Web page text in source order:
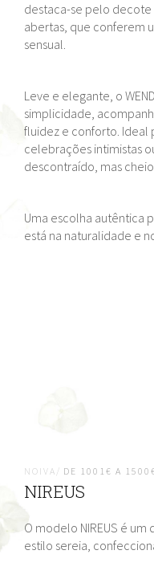
destaca-se pelo decote
abertas, que conferem
sensual.
Leve e elegante, o
simplicidade,
fluidez e conforto. Ideal
celebrações intimistas
descontraído, mas
Uma escolha autêntica
está na naturalidade e
NOIVA/ DE 1001€ A 1500€
NIREUS
O modelo NIREUS é
estilo sereia,